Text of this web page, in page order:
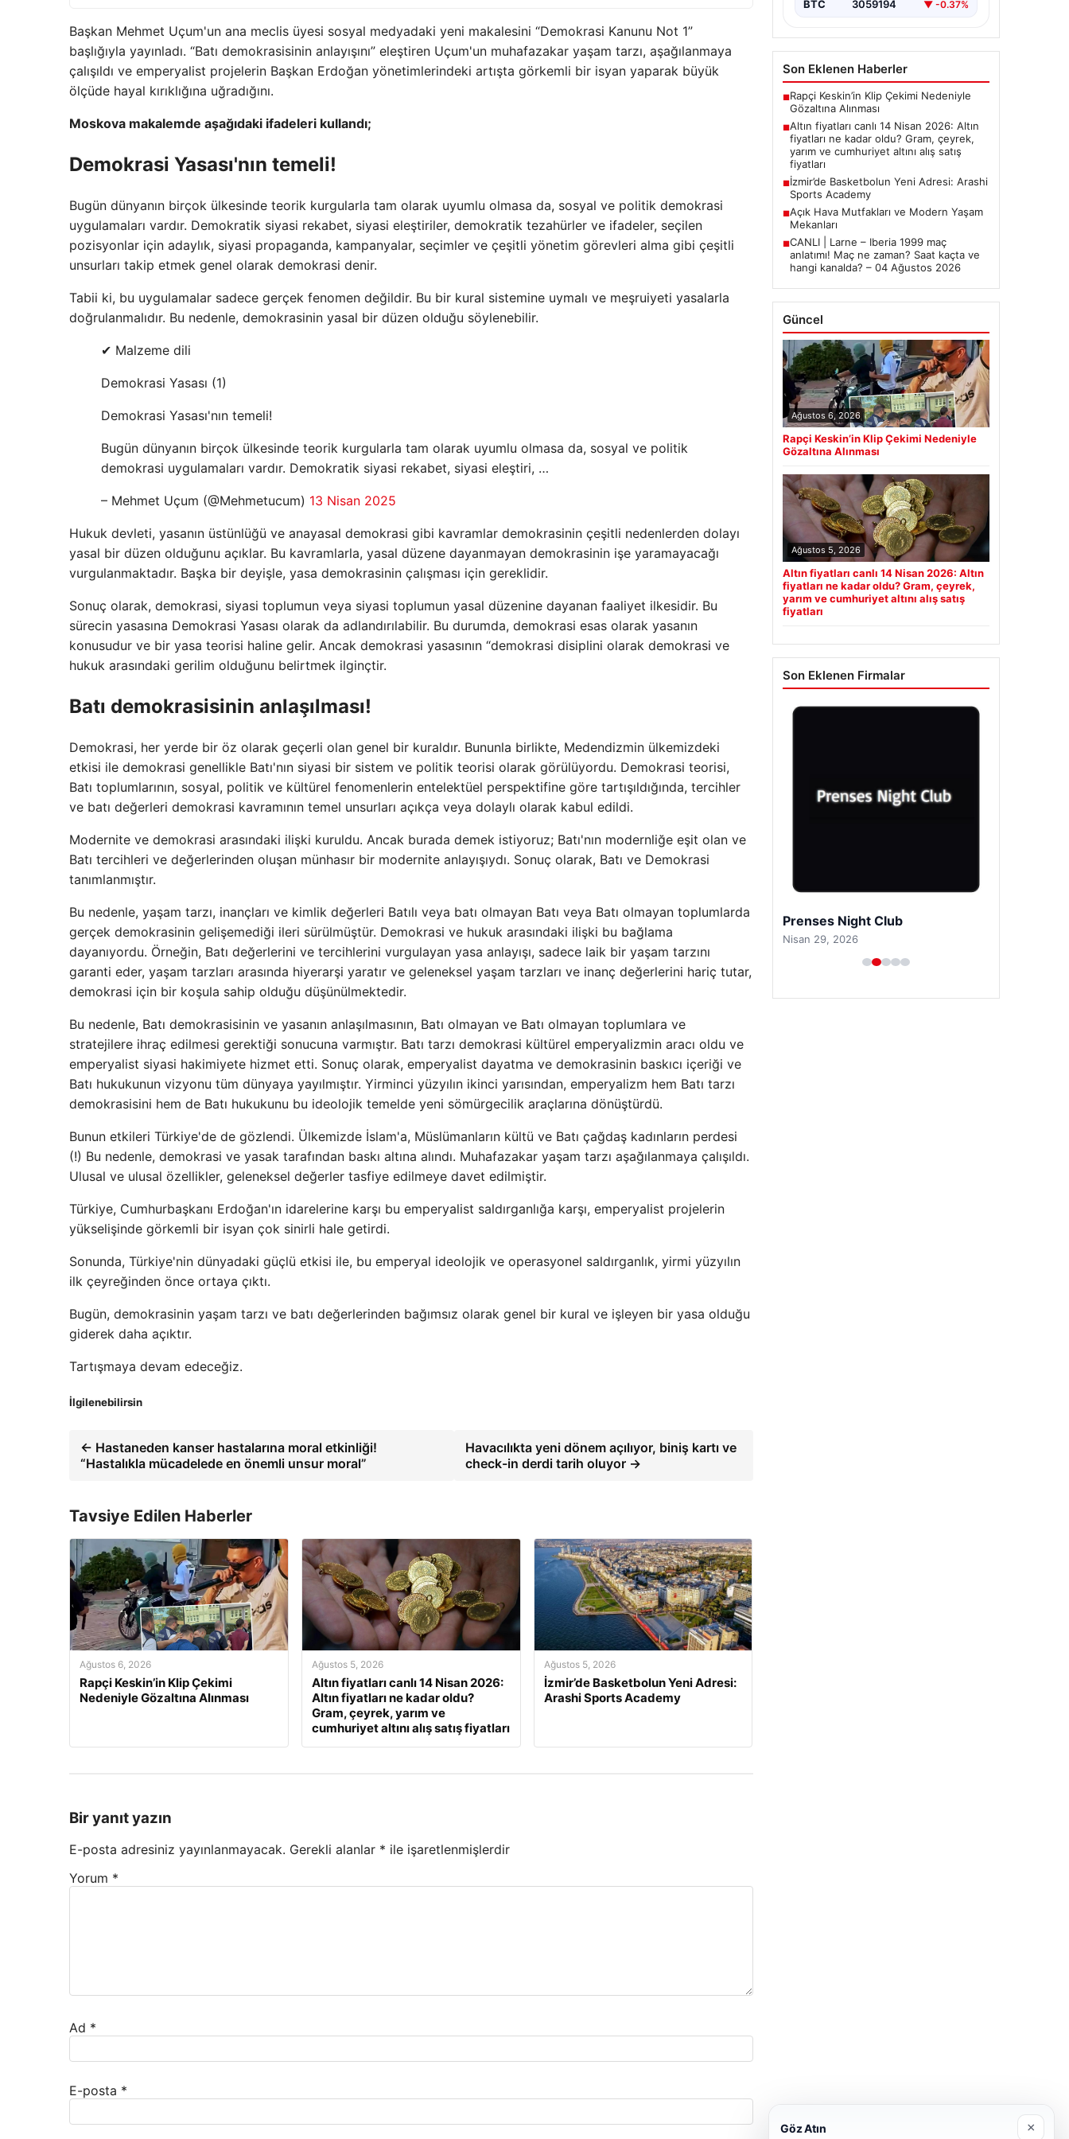
Başkan Mehmet Uçum'un ana meclis üyesi sosyal medyadaki yeni makalesini “Demokrasi Kanunu Not 1”
başlığıyla yayınladı. “Batı demokrasisinin anlayışını” eleştiren Uçum'un muhafazakar yaşam tarzı, aşağılanmaya
çalışıldı ve emperyalist projelerin Başkan Erdoğan yönetimlerindeki artışta görkemli bir isyan yaparak büyük
ölçüde hayal kırıklığına uğradığını.
Moskova makalemde aşağıdaki ifadeleri kullandı;
Demokrasi Yasası'nın temeli!
Bugün dünyanın birçok ülkesinde teorik kurgularla tam olarak uyumlu olmasa da, sosyal ve politik demokrasi
uygulamaları vardır. Demokratik siyasi rekabet, siyasi eleştiriler, demokratik tezahürler ve ifadeler, seçilen
pozisyonlar için adaylık, siyasi propaganda, kampanyalar, seçimler ve çeşitli yönetim görevleri alma gibi çeşitli
unsurları takip etmek genel olarak demokrasi denir.
Tabii ki, bu uygulamalar sadece gerçek fenomen değildir. Bu bir kural sistemine uymalı ve meşruiyeti yasalarla
doğrulanmalıdır. Bu nedenle, demokrasinin yasal bir düzen olduğu söylenebilir.
✔ Malzeme dili
Demokrasi Yasası (1)
Demokrasi Yasası'nın temeli!
Bugün dünyanın birçok ülkesinde teorik kurgularla tam olarak uyumlu olmasa da, sosyal ve politik
demokrasi uygulamaları vardır. Demokratik siyasi rekabet, siyasi eleştiri, …
– Mehmet Uçum (@Mehmetucum) 13 Nisan 2025
Hukuk devleti, yasanın üstünlüğü ve anayasal demokrasi gibi kavramlar demokrasinin çeşitli nedenlerden dolayı
yasal bir düzen olduğunu açıklar. Bu kavramlarla, yasal düzene dayanmayan demokrasinin işe yaramayacağı
vurgulanmaktadır. Başka bir deyişle, yasa demokrasinin çalışması için gereklidir.
Sonuç olarak, demokrasi, siyasi toplumun veya siyasi toplumun yasal düzenine dayanan faaliyet ilkesidir. Bu
sürecin yasasına Demokrasi Yasası olarak da adlandırılabilir. Bu durumda, demokrasi esas olarak yasanın
konusudur ve bir yasa teorisi haline gelir. Ancak demokrasi yasasının “demokrasi disiplini olarak demokrasi ve
hukuk arasındaki gerilim olduğunu belirtmek ilginçtir.
Batı demokrasisinin anlaşılması!
Demokrasi, her yerde bir öz olarak geçerli olan genel bir kuraldır. Bununla birlikte, Medendizmin ülkemizdeki
etkisi ile demokrasi genellikle Batı'nın siyasi bir sistem ve politik teorisi olarak görülüyordu. Demokrasi teorisi,
Batı toplumlarının, sosyal, politik ve kültürel fenomenlerin entelektüel perspektifine göre tartışıldığında, tercihler
ve batı değerleri demokrasi kavramının temel unsurları açıkça veya dolaylı olarak kabul edildi.
Modernite ve demokrasi arasındaki ilişki kuruldu. Ancak burada demek istiyoruz; Batı'nın modernliğe eşit olan ve
Batı tercihleri ​​ve değerlerinden oluşan münhasır bir modernite anlayışıydı. Sonuç olarak, Batı ve Demokrasi
tanımlanmıştır.
Bu nedenle, yaşam tarzı, inançları ve kimlik değerleri Batılı veya batı olmayan Batı veya Batı olmayan toplumlarda
gerçek demokrasinin gelişemediği ileri sürülmüştür. Demokrasi ve hukuk arasındaki ilişki bu bağlama
dayanıyordu. Örneğin, Batı değerlerini ve tercihlerini vurgulayan yasa anlayışı, sadece laik bir yaşam tarzını
garanti eder, yaşam tarzları arasında hiyerarşi yaratır ve geleneksel yaşam tarzları ve inanç değerlerini hariç tutar,
demokrasi için bir koşula sahip olduğu düşünülmektedir.
Bu nedenle, Batı demokrasisinin ve yasanın anlaşılmasının, Batı olmayan ve Batı olmayan toplumlara ve
stratejilere ihraç edilmesi gerektiği sonucuna varmıştır. Batı tarzı demokrasi kültürel emperyalizmin aracı oldu ve
emperyalist siyasi hakimiyete hizmet etti. Sonuç olarak, emperyalist dayatma ve demokrasinin baskıcı içeriği ve
Batı hukukunun vizyonu tüm dünyaya yayılmıştır. Yirminci yüzyılın ikinci yarısından, emperyalizm hem Batı tarzı
demokrasisini hem de Batı hukukunu bu ideolojik temelde yeni sömürgecilik araçlarına dönüştürdü.
Bunun etkileri Türkiye'de de gözlendi. Ülkemizde İslam'a, Müslümanların kültü ve Batı çağdaş kadınların perdesi
(!) Bu nedenle, demokrasi ve yasak tarafından baskı altına alındı. Muhafazakar yaşam tarzı aşağılanmaya çalışıldı.
Ulusal ve ulusal özellikler, geleneksel değerler tasfiye edilmeye davet edilmiştir.
Türkiye, Cumhurbaşkanı Erdoğan'ın idarelerine karşı bu emperyalist saldırganlığa karşı, emperyalist projelerin
yükselişinde görkemli bir isyan çok sinirli hale getirdi.
Sonunda, Türkiye'nin dünyadaki güçlü etkisi ile, bu emperyal ideolojik ve operasyonel saldırganlık, yirmi yüzyılın
ilk çeyreğinden önce ortaya çıktı.
Bugün, demokrasinin yaşam tarzı ve batı değerlerinden bağımsız olarak genel bir kural ve işleyen bir yasa olduğu
giderek daha açıktır.
Tartışmaya devam edeceğiz.
İlgilenebilirsin
← Hastaneden kanser hastalarına moral etkinliği!
“Hastalıkla mücadelede en önemli unsur moral”
Havacılıkta yeni dönem açılıyor, biniş kartı ve
check-in derdi tarih oluyor →
Tavsiye Edilen Haberler
Ağustos 6, 2026
Rapçi Keskin’in Klip Çekimi
Nedeniyle Gözaltına Alınması
Ağustos 5, 2026
Altın fiyatları canlı 14 Nisan 2026:
Altın fiyatları ne kadar oldu?
Gram, çeyrek, yarım ve
cumhuriyet altını alış satış fiyatları
Ağustos 5, 2026
İzmir’de Basketbolun Yeni Adresi:
Arashi Sports Academy
Bir yanıt yazın
E-posta adresiniz yayınlanmayacak. Gerekli alanlar * ile işaretlenmişlerdir
Yorum *
Ad *
E-posta *
BTC 3059194 ▼ -0.37%
Son Eklenen Haberler
■Rapçi Keskin’in Klip Çekimi Nedeniyle
Gözaltına Alınması
■Altın fiyatları canlı 14 Nisan 2026: Altın
fiyatları ne kadar oldu? Gram, çeyrek,
yarım ve cumhuriyet altını alış satış
fiyatları
■İzmir’de Basketbolun Yeni Adresi: Arashi
Sports Academy
■Açık Hava Mutfakları ve Modern Yaşam
Mekanları
■CANLI | Larne – Iberia 1999 maç
anlatımı! Maç ne zaman? Saat kaçta ve
hangi kanalda? – 04 Ağustos 2026
Güncel
Ağustos 6, 2026
Rapçi Keskin’in Klip Çekimi Nedeniyle
Gözaltına Alınması
Ağustos 5, 2026
Altın fiyatları canlı 14 Nisan 2026: Altın
fiyatları ne kadar oldu? Gram, çeyrek,
yarım ve cumhuriyet altını alış satış
fiyatları
Son Eklenen Firmalar
Prenses Night Club
Nisan 29, 2026
Göz Atın ×